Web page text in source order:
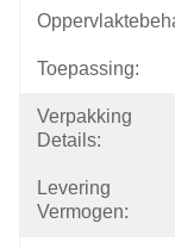
Toepassing:
Verpakking
Details:
Levering
Vermogen: